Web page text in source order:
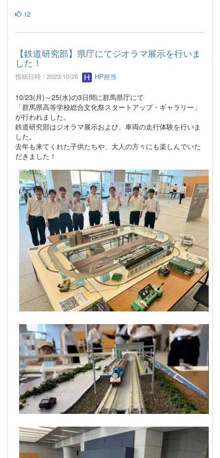
12
【鉄道研究部】県庁にてジオラマ展示を行いま
した！
投稿日時 : 2023/10/26 HP担当
10/23(月)～25(水)の3日間に群馬県庁にて
「群馬県高等学校総合文化祭スタートアップ・ギャラリー」
が行われました。
鉄道研究部はジオラマ展示および、車両の走行体験を行いま
した。
去年も来てくれた子供たちや、大人の方々にも楽しんでいた
だきました！